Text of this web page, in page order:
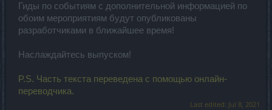
Гиды по событиям с дополнительной информацией по
обоим мероприятиям будут опубликованы
разработчиками в ближайшее время!
Наслаждайтесь выпуском!
P.S. Часть текста переведена с помощью онлайн-
переводчика.
Last edited: Jul 8, 2021